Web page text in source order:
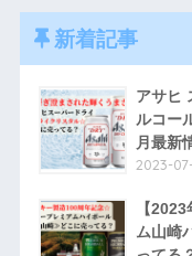
新着記事
アサヒ
ルコー
月最新
2023-
【
ム山崎